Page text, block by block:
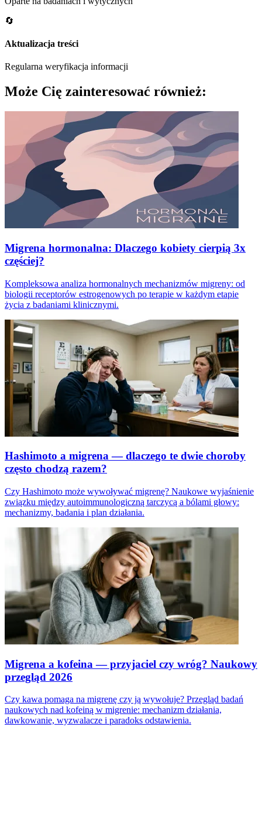
🔄
Aktualizacja treści
Regularna weryfikacja informacji
Może Cię zainteresować również:
Migrena hormonalna: Dlaczego kobiety cierpią 3x
częściej?
Kompleksowa analiza hormonalnych mechanizmów migreny: od
biologii receptorów estrogenowych po terapie w każdym etapie
życia z badaniami klinicznymi.
Hashimoto a migrena — dlaczego te dwie choroby
często chodzą razem?
Czy Hashimoto może wywoływać migrenę? Naukowe wyjaśnienie
związku między autoimmunologiczną tarczycą a bólami głowy:
mechanizmy, badania i plan działania.
Migrena a kofeina — przyjaciel czy wróg? Naukowy
przegląd 2026
Czy kawa pomaga na migrenę czy ją wywołuje? Przegląd badań
naukowych nad kofeiną w migrenie: mechanizm działania,
dawkowanie, wyzwalacze i paradoks odstawienia.